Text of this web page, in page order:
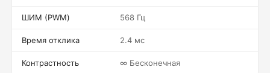
ШИМ (PWM) 568 Гц
Время отклика 2.4 мс
Контрастность ∞ Бесконечная